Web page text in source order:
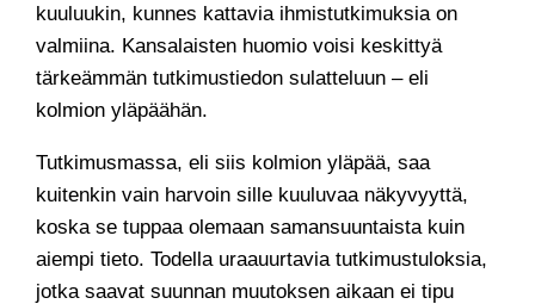
kuuluukin, kunnes kattavia ihmistutkimuksia on
valmiina. Kansalaisten huomio voisi keskittyä
tärkeämmän tutkimustiedon sulatteluun – eli
kolmion yläpäähän.
Tutkimusmassa, eli siis kolmion yläpää, saa
kuitenkin vain harvoin sille kuuluvaa näkyvyyttä,
koska se tuppaa olemaan samansuuntaista kuin
aiempi tieto. Todella uraauurtavia tutkimustuloksia,
jotka saavat suunnan muutoksen aikaan ei tipu